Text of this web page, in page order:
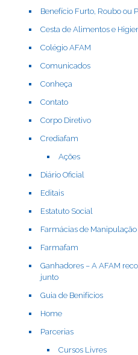
Benefício Furto, Roubo ou
Cesta de Alimentos e
Colégio AFAM
Comunicados
Conheça
Contato
Corpo Diretivo
Crediafam
Ações
Diário Oficial
Editais
Estatuto Social
Farmácias de Manipulação
Farmafam
Ganhadores – A AFAM
junto
Guia de Benifícios
Home
Parcerias
Cursos Livres